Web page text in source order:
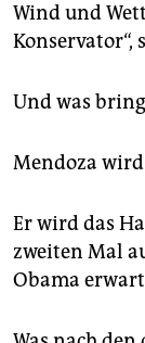
Wind und
Konservator“,
Und was
Mendoza
Er wird das
zweiten Mal
Obama